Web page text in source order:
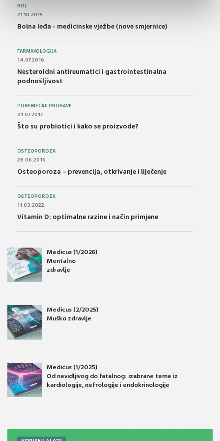
BOL
21.10.2015.
Bolna leđa - medicinske vježbe (nove smjernice)
FARMAKOLOGIJA
14.07.2016.
Nesteroidni antireumatici i gastrointestinalna
podnošljivost
POREMEĆAJI PROBAVE
01.07.2017.
Što su probiotici i kako se proizvode?
OSTEOPOROZA
28.06.2016.
Osteoporoza – prevencija, otkrivanje i liječenje
OSTEOPOROZA
11.03.2022.
Vitamin D: optimalne razine i način primjene
Medicus (1/2026)
Mentalno
zdravlje
Medicus (2/2025)
Muško zdravlje
Medicus (1/2025)
Od nevidljivog do fatalnog: izabrane teme iz
kardiologije, nefrologije i endokrinologije